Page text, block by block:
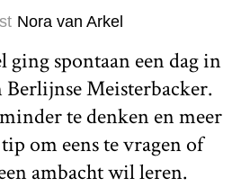
Nora van Arkel
spontaan een dag in
Berlijnse Meisterbacker.
te denken en meer
om eens te vragen of
ambacht wil leren.